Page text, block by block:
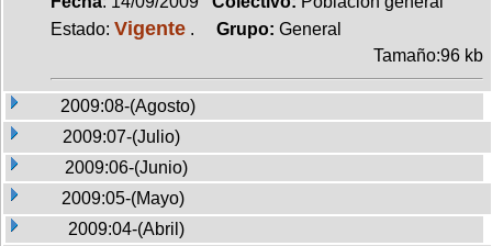
Estado: Vigente . Grupo: General
Tamaño:96 kb
2009:08-(Agosto)
2009:07-(Julio)
2009:06-(Junio)
2009:05-(Mayo)
2009:04-(Abril)